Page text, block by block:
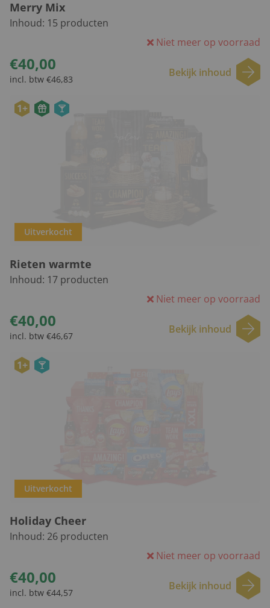
Merry Mix
Inhoud: 15 producten
Niet meer op voorraad
€40,00
incl. btw €46,83
Bekijk inhoud
1+
Uitverkocht
Rieten warmte
Inhoud: 17 producten
Niet meer op voorraad
€40,00
incl. btw €46,67
Bekijk inhoud
1+
Uitverkocht
Holiday Cheer
Inhoud: 26 producten
Niet meer op voorraad
€40,00
incl. btw €44,57
Bekijk inhoud